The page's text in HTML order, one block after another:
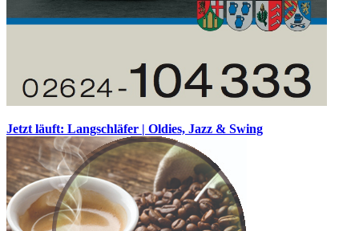
Jetzt läuft: Langschläfer | Oldies, Jazz & Swing